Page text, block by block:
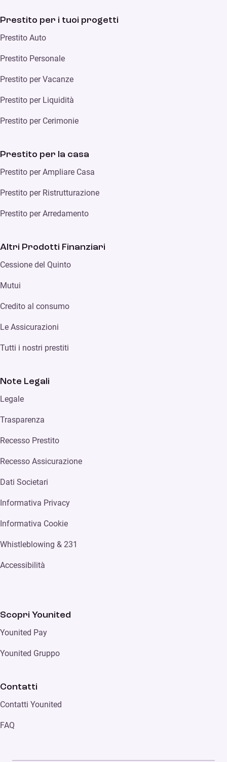
Prestito per i tuoi progetti
Prestito Auto
Prestito Personale
Prestito per Vacanze
Prestito per Liquidità
Prestito per Cerimonie
Prestito per la casa
Prestito per Ampliare Casa
Prestito per Ristrutturazione
Prestito per Arredamento
Altri Prodotti Finanziari
Cessione del Quinto
Mutui
Credito al consumo
Le Assicurazioni
Tutti i nostri prestiti
Note Legali
Legale
Trasparenza
Recesso Prestito
Recesso Assicurazione
Dati Societari
Informativa Privacy
Informativa Cookie
Whistleblowing & 231
Accessibilità
Scopri Younited
Younited Pay
Younited Gruppo
Contatti
Contatti Younited
FAQ